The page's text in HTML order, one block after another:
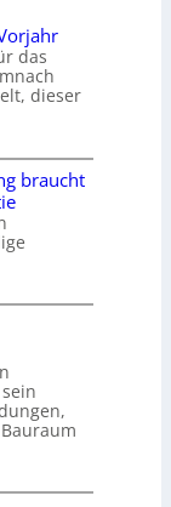
das
dieser
braucht